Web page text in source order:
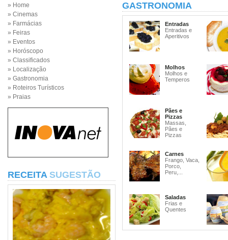
» Home
» Cinemas
» Farmácias
» Feiras
» Eventos
» Horóscopo
» Classificados
» Localização
» Gastronomia
» Roteiros Turísticos
» Praias
RECEITA SUGESTÃO
GASTRONOMIA
Entradas
Entradas e
Aperitivos
Molhos
Molhos e
Temperos
Pães e
Pizzas
Massas,
Pães e
Pizzas
Carnes
Frango, Vaca,
Porco,
Peru,...
Saladas
Frias e
Quentes